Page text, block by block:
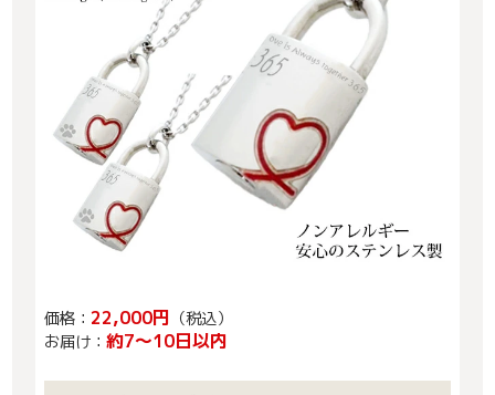
価格： 22,000円 （税込）
お届け：約7～10日以内